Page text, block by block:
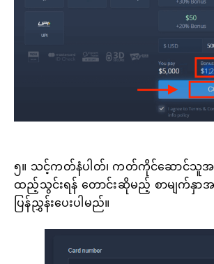
၅။ သင့်ကတ်နံပါတ်၊ ကတ်ကိုင်ဆောင်သူအ
ထည့်သွင်းရန် တောင်းဆိုမည့် စာမျက်နှ
ပြန်ညွှန်းပေးပါမည်။